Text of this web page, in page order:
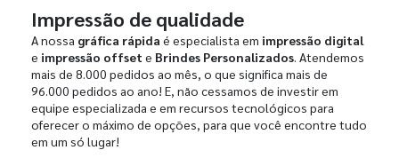
Impressão de qualidade
A nossa gráfica rápida é especialista em impressão digital
e impressão offset e Brindes Personalizados. Atendemos
mais de 8.000 pedidos ao mês, o que significa mais de
96.000 pedidos ao ano! E, não cessamos de investir em
equipe especializada e em recursos tecnológicos para
oferecer o máximo de opções, para que você encontre tudo
em um só lugar!